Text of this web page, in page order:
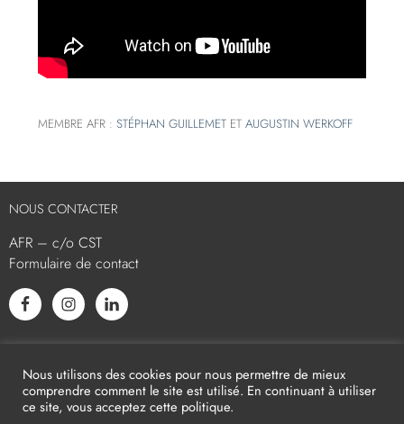
MEMBRE AFR :STÉPHAN GUILLEMET ETAUGUSTIN WERKOFF
NOUS CONTACTER
AFR – c/o CST
Formulaire de contact
Nous utilisons des cookies pour nous permettre de mieux
comprendre comment le site est utilisé. En continuant à utiliser
ce site, vous acceptez cette politique.